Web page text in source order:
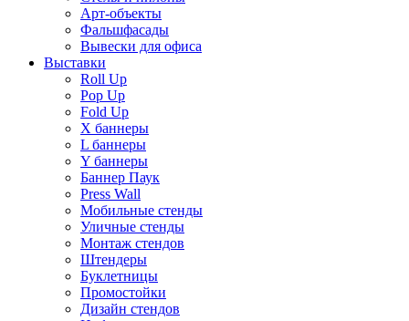
Арт-объекты
Фальшфасады
Вывески для офиса
Выставки
Roll Up
Pop Up
Fold Up
Х баннеры
L баннеры
Y баннеры
Баннер Паук
Press Wall
Мобильные стенды
Уличные стенды
Монтаж стендов
Штендеры
Буклетницы
Промостойки
Дизайн стендов